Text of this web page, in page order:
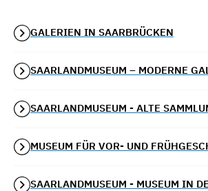
GALERIEN IN SAARBRÜCKEN
SAARLANDMUSEUM – MODERNE
SAARLANDMUSEUM - ALTE
MUSEUM FÜR VOR- UND
SAARLANDMUSEUM - MUSEUM IN